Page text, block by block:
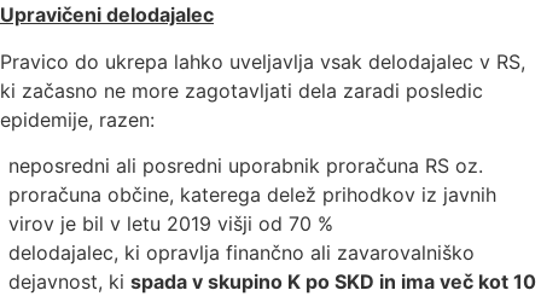
Upravičeni delodajalec
Pravico do ukrepa lahko uveljavlja vsak delodajalec v RS,
ki začasno ne more zagotavljati dela zaradi posledic
epidemije, razen:
neposredni ali posredni uporabnik proračuna RS oz.
proračuna občine, katerega delež prihodkov iz javnih
virov je bil v letu 2019 višji od 70 %
delodajalec, ki opravlja finančno ali zavarovalniško
dejavnost, ki spada v skupino K po SKD in ima več kot 10